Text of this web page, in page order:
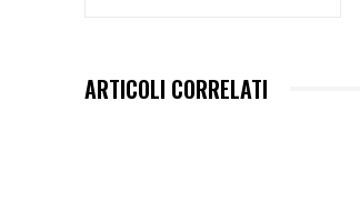
ARTICOLI CORRELATI